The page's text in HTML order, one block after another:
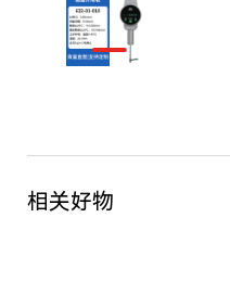
相关好物